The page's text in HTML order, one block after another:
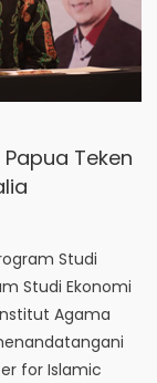
Papua Teken
Studi
Studi Ekonomi
Agama
for Islamic